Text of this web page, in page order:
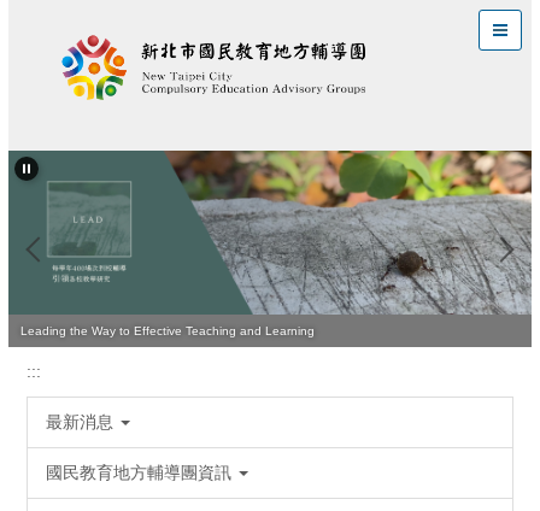
區
Leading the Way to Effective Teaching and Learning
:::
最新消息
國民教育地方輔導團資訊